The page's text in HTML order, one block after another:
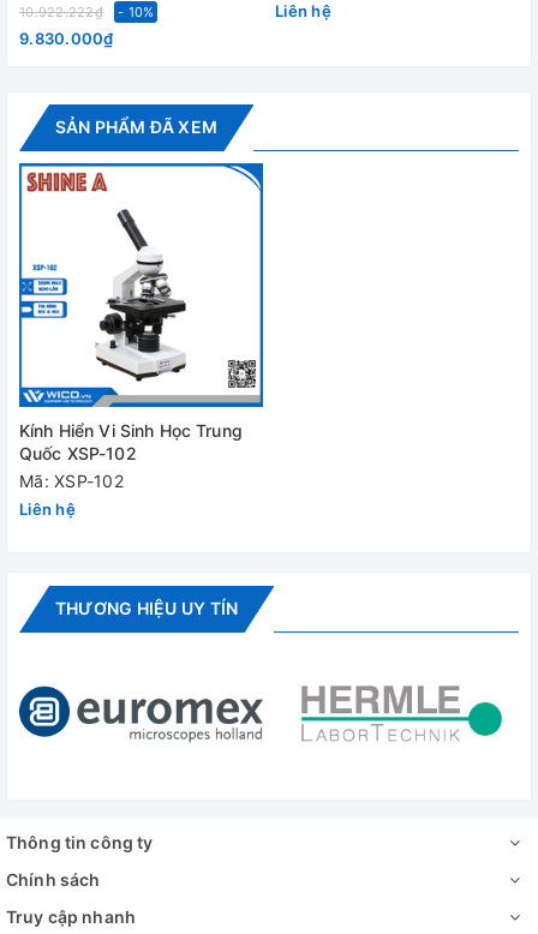
Cung cấp bao
gồm
- Thị kính 16X: 1 chiếc
- Bóng đèn chiếu sáng dự phòng: 1 bóng
- Tấm lọc màu : 1 chiếc
Đánh giá
10.922.222₫ - 10%
9.830.000₫
Liên hệ
SẢN PHẨM ĐÃ XEM
Kính Hiển Vi Sinh Học Trung
Quốc XSP-102
Mã: XSP-102
Liên hệ
THƯƠNG HIỆU UY TÍN
Thông tin công ty
Chính sách
Truy cập nhanh